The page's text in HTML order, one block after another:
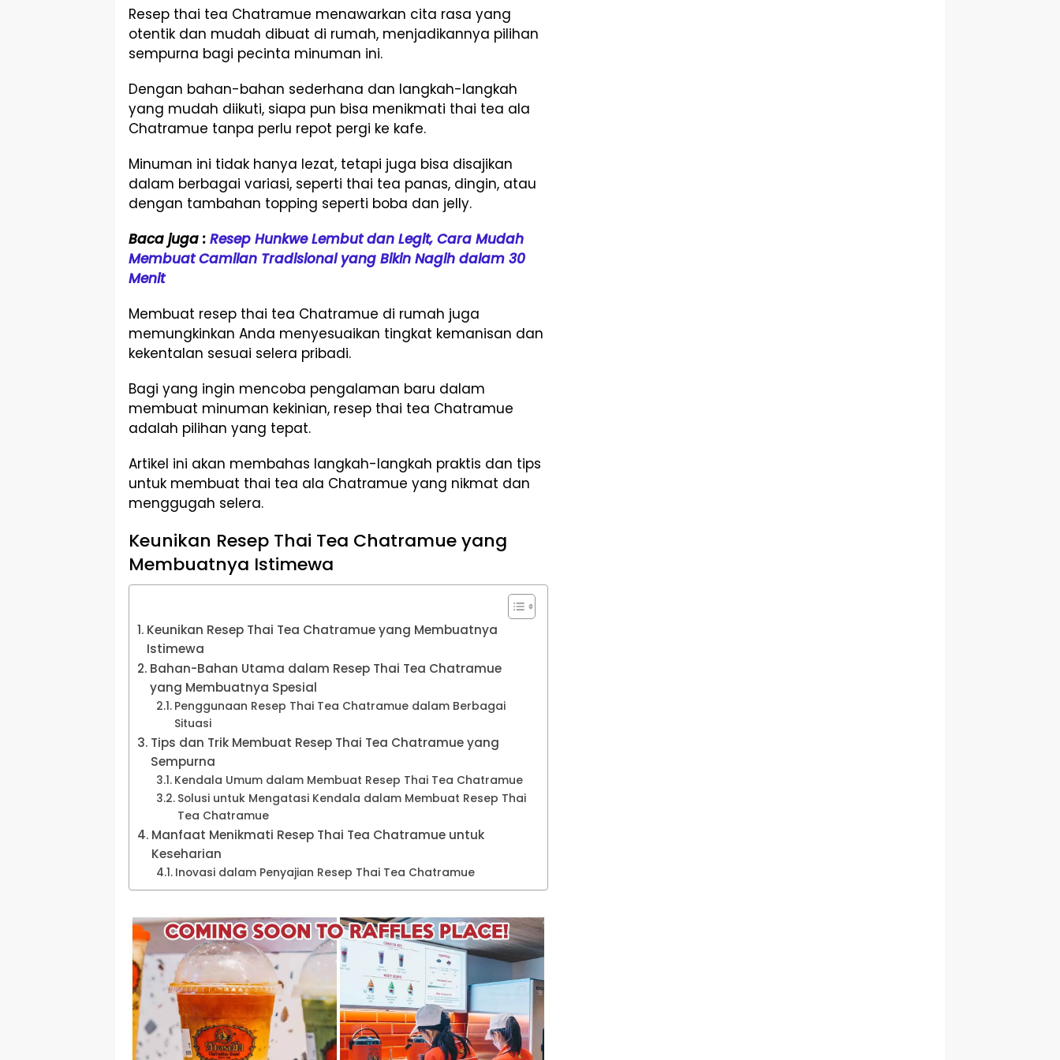
Resep thai tea Chatramue menawarkan cita rasa yang
otentik dan mudah dibuat di rumah, menjadikannya pilihan
sempurna bagi pecinta minuman ini.
Dengan bahan-bahan sederhana dan langkah-langkah
yang mudah diikuti, siapa pun bisa menikmati thai tea ala
Chatramue tanpa perlu repot pergi ke kafe.
Minuman ini tidak hanya lezat, tetapi juga bisa disajikan
dalam berbagai variasi, seperti thai tea panas, dingin, atau
dengan tambahan topping seperti boba dan jelly.
Baca juga : Resep Hunkwe Lembut dan Legit, Cara Mudah
Membuat Camilan Tradisional yang Bikin Nagih dalam 30
Menit
Membuat resep thai tea Chatramue di rumah juga
memungkinkan Anda menyesuaikan tingkat kemanisan dan
kekentalan sesuai selera pribadi.
Bagi yang ingin mencoba pengalaman baru dalam
membuat minuman kekinian, resep thai tea Chatramue
adalah pilihan yang tepat.
Artikel ini akan membahas langkah-langkah praktis dan tips
untuk membuat thai tea ala Chatramue yang nikmat dan
menggugah selera.
Keunikan Resep Thai Tea Chatramue yang
Membuatnya Istimewa
Keunikan Resep Thai Tea Chatramue yang Membuatnya
Istimewa
Bahan-Bahan Utama dalam Resep Thai Tea Chatramue
yang Membuatnya Spesial
Penggunaan Resep Thai Tea Chatramue dalam Berbagai
Situasi
Tips dan Trik Membuat Resep Thai Tea Chatramue yang
Sempurna
Kendala Umum dalam Membuat Resep Thai Tea Chatramue
Solusi untuk Mengatasi Kendala dalam Membuat Resep Thai
Tea Chatramue
Manfaat Menikmati Resep Thai Tea Chatramue untuk
Keseharian
Inovasi dalam Penyajian Resep Thai Tea Chatramue